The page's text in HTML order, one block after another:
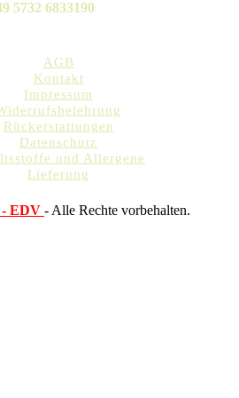
5732 6833190
AGB
Kontakt
Impressum
Rückerstattungen
Datenschutz
und Allergene
Lieferung
- EDV - Alle Rechte vorbehalten.